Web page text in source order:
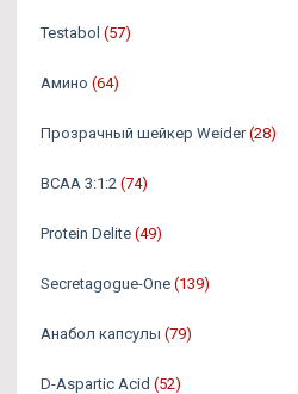
Testabol (57)
Амино (64)
Прозрачный шейкер Weider (28)
BCAA 3:1:2 (74)
Protein Delite (49)
Secretagogue-One (139)
Анабол капсулы (79)
D-Aspartic Acid (52)